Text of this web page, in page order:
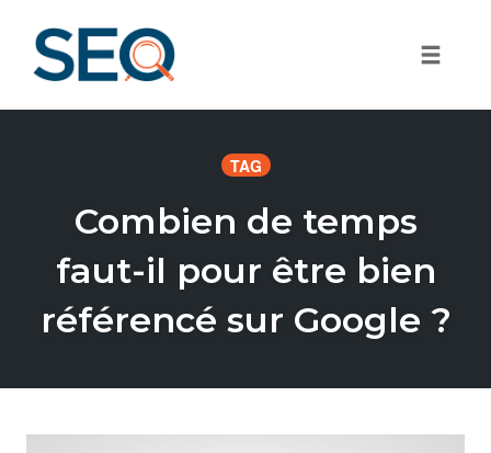
TAG
Combien de temps
faut-il pour être bien
référencé sur Google ?